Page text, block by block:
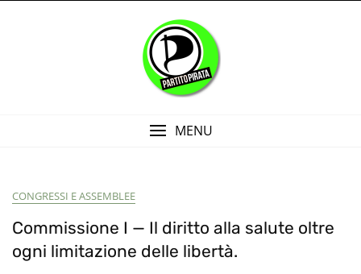
MENU
Blog
CONGRESSI E ASSEMBLEE
Commissione I — Il diritto alla salute oltre
ogni limitazione delle libertà.